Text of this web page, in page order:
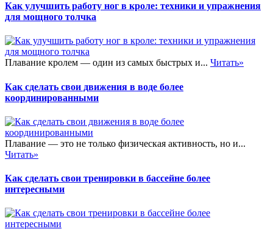
Как улучшить работу ног в кроле: техники и упражнения
для мощного толчка
Плавание кролем — один из самых быстрых и... Читать»
Как сделать свои движения в воде более
координированными
Плавание — это не только физическая активность, но и...
Читать»
Как сделать свои тренировки в бассейне более
интересными